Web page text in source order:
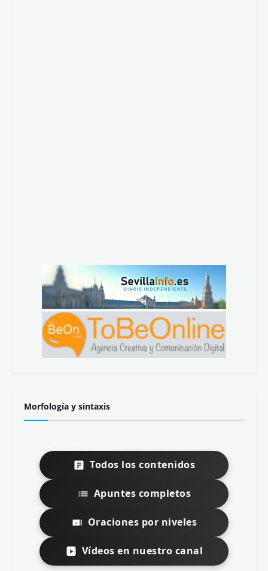
Morfología y sintaxis
Todos los contenidos
Apuntes completos
Oraciones por niveles
Vídeos en nuestro canal